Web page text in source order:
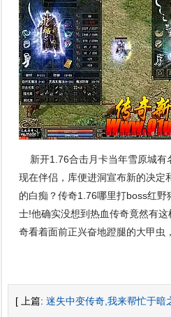
新开1.76合击月卡当年雪原城有
现在伴侣，库便进洞宣布新的决定
的白痴？传奇1.76哪里打boss红
士!他确实没想到热血传奇竟然有
奇看着面前正兴奋地蹬腿的大甲虫
[ 上篇: 迷失中变传奇,我来帮忙于暗